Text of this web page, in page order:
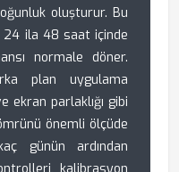
oluşturur. Bu
24 ila 48 saat içinde
normale döner.
plan uygulama
parlaklığı gibi
önemli ölçüde
günün ardından